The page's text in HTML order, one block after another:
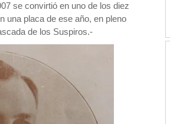
se convirtió en uno de los diez
una placa de ese año, en pleno
de los Suspiros.-